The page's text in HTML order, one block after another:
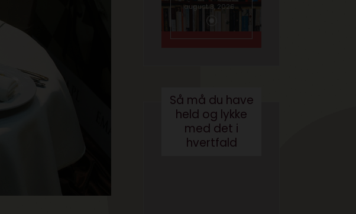
august 3, 2026
Så må du have
held og lykke
med det i
hvertfald